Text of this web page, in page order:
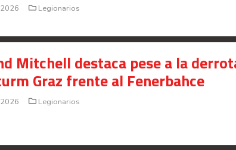
Señal en vivo:
Radio Actual107.1FM
Legionarios
Mitchell destaca pese a la
Graz frente al Fenerbahce
Legionarios